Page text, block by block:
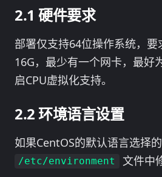
硬件要求
部署仅支持64位操作系统，
16G，最少有一个网卡，最好
启CPU虚拟化支持。
环境语言设置
如果CentOS的默认语言选择
/etc/environment 文件中